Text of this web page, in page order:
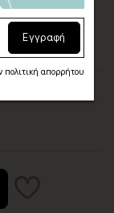
Εγγραφή
απορρήτου